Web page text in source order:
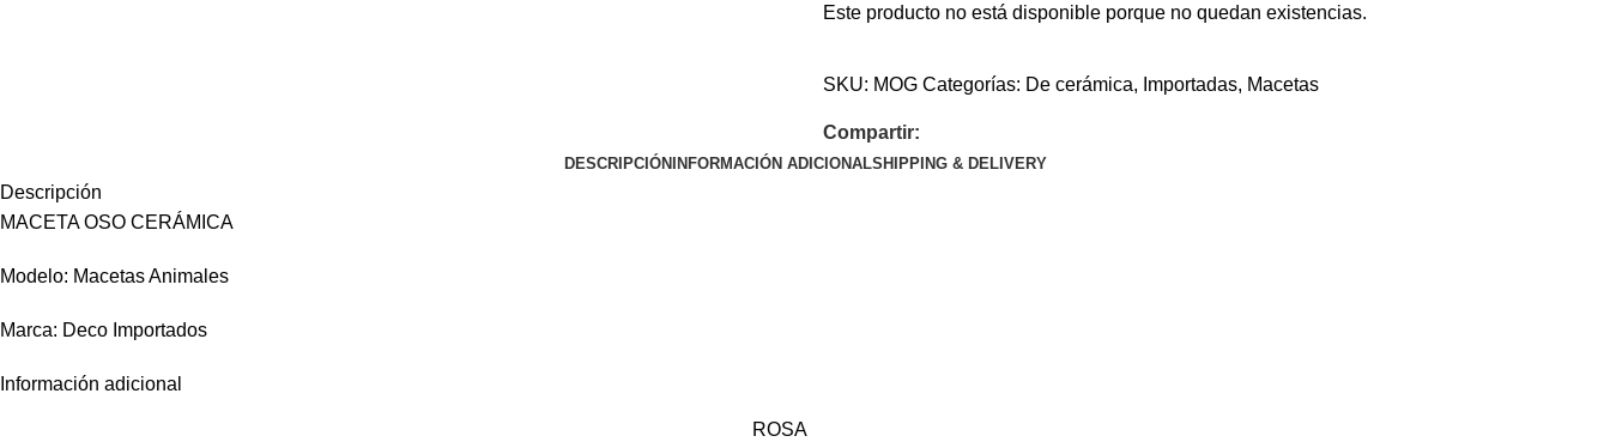
Este producto no está disponible porque no quedan existencias.
SKU: MOG Categorías: De cerámica, Importadas, Macetas
Compartir:
DESCRIPCIÓN INFORMACIÓN ADICIONALSHIPPING & DELIVERY
Descripción
MACETA OSO CERÁMICA
Modelo: Macetas Animales
Marca: Deco Importados
Información adicional
ROSA